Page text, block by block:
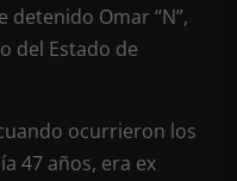
Omar “N”,
del Estado de
ocurrieron los
47 años, era ex